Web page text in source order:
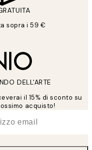
sopra i 59 €
DELL'ARTE
il 15% di sconto su
acquisto!